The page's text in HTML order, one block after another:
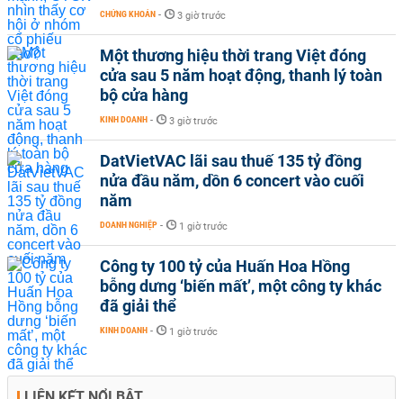
CHỨNG KHOÁN - 3 giờ trước
Một thương hiệu thời trang Việt đóng
cửa sau 5 năm hoạt động, thanh lý toàn
bộ cửa hàng
KINH DOANH - 3 giờ trước
DatVietVAC lãi sau thuế 135 tỷ đồng
nửa đầu năm, dồn 6 concert vào cuối
năm
DOANH NGHIỆP - 1 giờ trước
Công ty 100 tỷ của Huấn Hoa Hồng
bỗng dưng ‘biến mất’, một công ty khác
đã giải thể
KINH DOANH - 1 giờ trước